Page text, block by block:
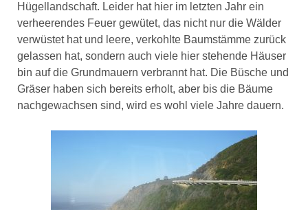
Hügellandschaft. Leider hat hier im letzten Jahr ein
verheerendes Feuer gewütet, das nicht nur die Wälder
verwüstet hat und leere, verkohlte Baumstämme zurück
gelassen hat, sondern auch viele hier stehende Häuser
bin auf die Grundmauern verbrannt hat. Die Büsche und
Gräser haben sich bereits erholt, aber bis die Bäume
nachgewachsen sind, wird es wohl viele Jahre dauern.